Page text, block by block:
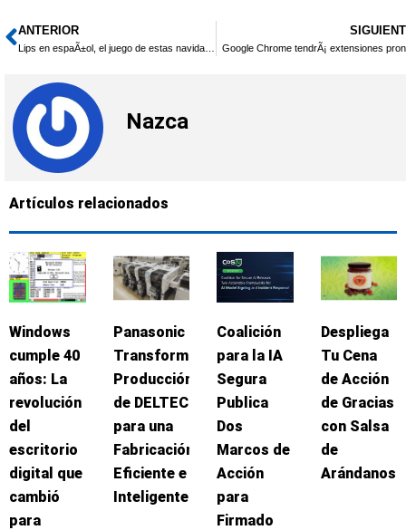
Ant
ANTERIOR
Lips en espaÃ±ol, el juego de estas navidades Google Chrome tendrÃ¡ extensiones
Nazca
Artículos relacionados
Windows
cumple 40
años: La
revolución
del
escritorio
digital que
cambió
para
Panasonic
Transforma
Producción
de DELTEC
para una
Fabricación
Eficiente e
Inteligente
Coalición
para la IA
Segura
Publica
Dos
Marcos de
Acción
para
Firmado
Despliega
Tu Cena
de Acción
de Gracias
con Salsa
de
Arándanos